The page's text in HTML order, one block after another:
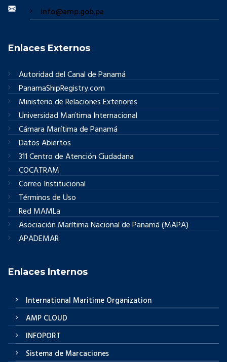
info@amp.gob.pa
Enlaces Externos
Autoridad del Canal de Panamá
PanamaShipRegistry.com
Ministerio de Relaciones Exteriores
Universidad Marítima Internacional
Cámara Marítima de Panamá
Datos Abiertos
311 Centro de Atención Ciudadana
COCATRAM
Correo Institucional
Términos de Uso
Red MAMLa
Asociación Marítima Nacional de Panamá (MAPA)
APADEMAR
Enlaces Internos
International Maritime Organization
AMP CLOUD
INFOPORT
Sistema de Marcaciones